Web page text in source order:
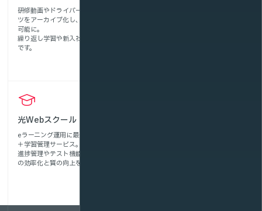
研修動画やドライバー教育コンテン
ツをアーカイブ化し、いつでも視聴
可能に。
繰り返し学習や新入社員教育に最適
です。
光Webスクール
eラーニング運用に最適な動画配信
＋学習管理サービス。
進捗管理やテスト機能も備え、教育
の効率化と質の向上を支援します。